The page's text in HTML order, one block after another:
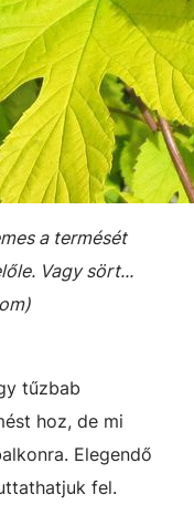
a termését
Vagy sört...
tűzbab
hoz, de mi
Elegendő
fel.